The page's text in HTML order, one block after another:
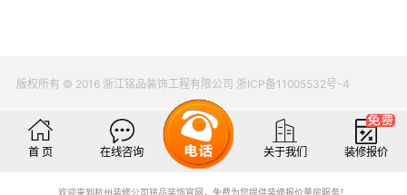
版权所有 © 2016 浙江铭品装饰工程有限公司 浙ICP备11005532号-4
首 页 在线咨询 关于我们 装修报价
欢迎来到杭州装修公司铭品装饰官网，免费为您提供装修报价量房服务！